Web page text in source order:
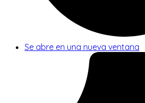
Se abre en una nueva ventana